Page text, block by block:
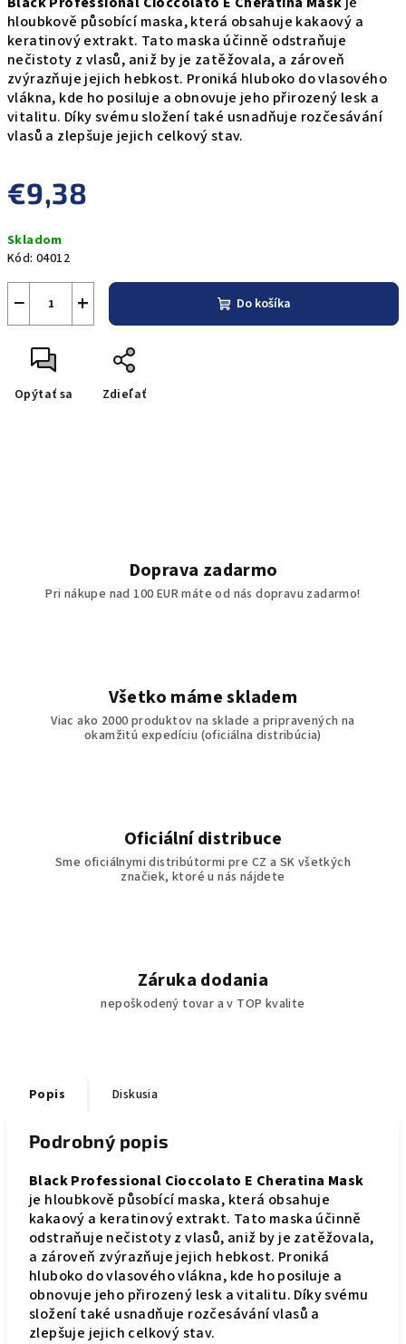
hloubkově působící maska, která obsahuje kakaový a
keratinový extrakt. Tato maska účinně odstraňuje
nečistoty z vlasů, aniž by je zatěžovala, a zároveň
zvýrazňuje jejich hebkost. Proniká hluboko do vlasového
vlákna, kde ho posiluje a obnovuje jeho přirozený lesk a
vitalitu. Díky svému složení také usnadňuje rozčesávání
vlasů a zlepšuje jejich celkový stav.
€9,38
cena:
Skladom
Kód: 04012
+
− Do košíka
Opýtať sa Zdieľať
Doprava zadarmo
Pri nákupe nad 100 EUR máte od nás dopravu zadarmo!
Všetko máme skladem
Viac ako 2000 produktov na sklade a pripravených na
okamžitú expedíciu (oficiálna distribúcia)
Oficiální distribuce
Sme oficiálnymi distribútormi pre CZ a SK všetkých
značiek, ktoré u nás nájdete
Záruka dodania
nepoškodený tovar a v TOP kvalite
Popis Diskusia
Podrobný popis
Black Professional Cioccolato E Cheratina Mask
je hloubkově působící maska, která obsahuje
kakaový a keratinový extrakt. Tato maska účinně
odstraňuje nečistoty z vlasů, aniž by je zatěžovala,
a zároveň zvýrazňuje jejich hebkost. Proniká
hluboko do vlasového vlákna, kde ho posiluje a
obnovuje jeho přirozený lesk a vitalitu. Díky svému
složení také usnadňuje rozčesávání vlasů a
zlepšuje jejich celkový stav.